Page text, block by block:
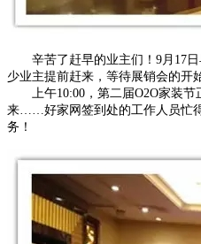
辛苦了赶早的业主们！9月17日
少业主提前赶来，等待展销会的开
上午10:00，第二届O2O家装节
来……好家网签到处的工作人员忙
务！